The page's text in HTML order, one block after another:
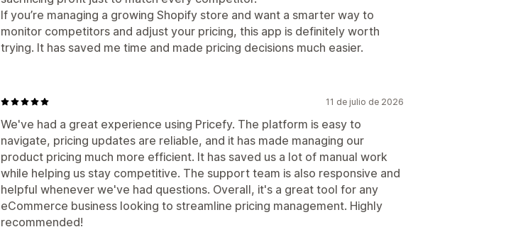
If you’re managing a growing Shopify store and want a smarter way to
monitor competitors and adjust your pricing, this app is definitely worth
trying. It has saved me time and made pricing decisions much easier.
11 de julio de 2026
We've had a great experience using Pricefy. The platform is easy to
navigate, pricing updates are reliable, and it has made managing our
product pricing much more efficient. It has saved us a lot of manual work
while helping us stay competitive. The support team is also responsive and
helpful whenever we've had questions. Overall, it's a great tool for any
eCommerce business looking to streamline pricing management. Highly
recommended!